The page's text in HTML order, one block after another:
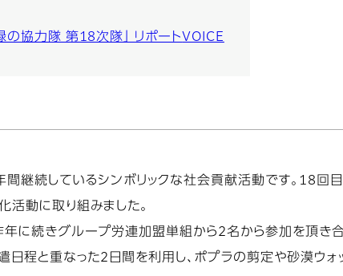
の協力隊 第18次隊」 リポートVOICE
継続しているシンボリックな社会貢献活動です。18回
動に取り組みました。
に続きグループ労連加盟単組から2名から参加を頂き
程と重なった2日間を利用し、ポプラの剪定や砂漠ウォ